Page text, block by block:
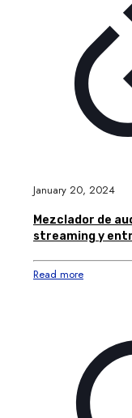
January 20, 2024
Mezclador de
streaming y
Read more